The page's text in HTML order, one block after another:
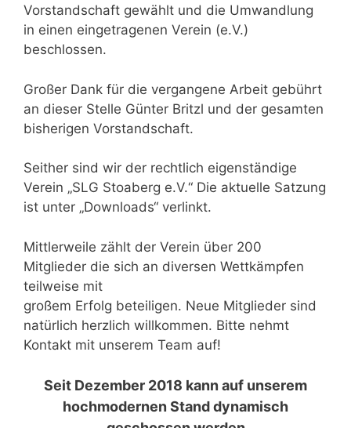
Vorstandschaft gewählt und die Umwandlung
in einen eingetragenen Verein (e.V.)
beschlossen.
Großer Dank für die vergangene Arbeit gebührt
an dieser Stelle Günter Britzl und der gesamten
bisherigen Vorstandschaft.
Seither sind wir der rechtlich eigenständige
Verein „SLG Stoaberg e.V.“ Die aktuelle Satzung
ist unter „Downloads“ verlinkt.
Mittlerweile zählt der Verein über 200
Mitglieder die sich an diversen Wettkämpfen
teilweise mit
großem Erfolg beteiligen. Neue Mitglieder sind
natürlich herzlich willkommen. Bitte nehmt
Kontakt mit unserem Team auf!
Seit Dezember 2018 kann auf unserem
hochmodernen Stand dynamisch